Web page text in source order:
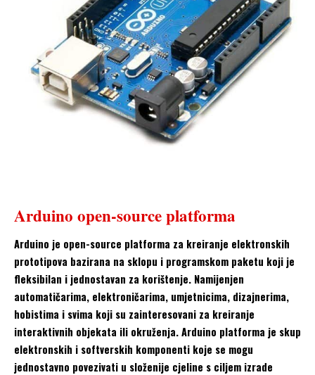
Arduino open-source platforma
Arduino je open-source platforma za kreiranje elektronskih
prototipova bazirana na sklopu i programskom paketu koji je
fleksibilan i jednostavan za korištenje. Namijenjen
automatičarima, elektroničarima, umjetnicima, dizajnerima,
hobistima i svima koji su zainteresovani za kreiranje
interaktivnih objekata ili okruženja. Arduino platforma je skup
elektronskih i softverskih komponenti koje se mogu
jednostavno povezivati u složenije cjeline s ciljem izrade